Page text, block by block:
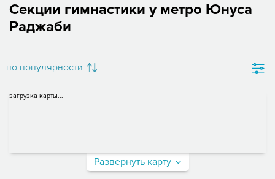
Секции гимнастики у метро Юнуса
Раджаби
по популярности
загрузка карты...
Развернуть карту